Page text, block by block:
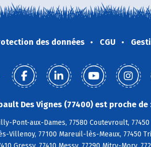
des données CGU
Des Vignes (77400) est proche de
Pont-aux-Dames, 77580 Coutevroult,
77100 Mareuil-lès-Meaux, 77450